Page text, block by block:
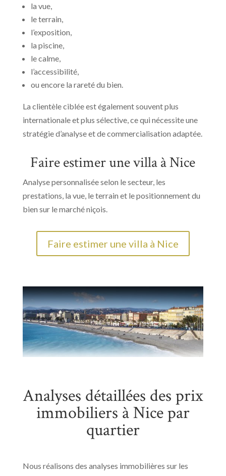
la vue,
le terrain,
l’exposition,
la piscine,
le calme,
l’accessibilité,
ou encore la rareté du bien.
La clientèle ciblée est également souvent plus
internationale et plus sélective, ce qui nécessite une
stratégie d’analyse et de commercialisation adaptée.
Faire estimer une villa à Nice
Analyse personnalisée selon le secteur, les
prestations, la vue, le terrain et le positionnement du
bien sur le marché niçois.
Faire estimer une villa à Nice
Analyses détaillées des prix
immobiliers à Nice par
quartier
Nous réalisons des analyses immobilières sur les